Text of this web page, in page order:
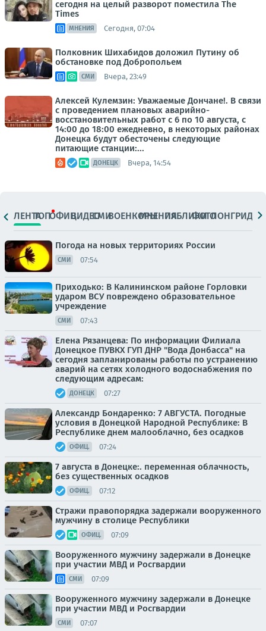
сегодня на целый разворот поместила The
Times
МНЕНИЯ Сегодня, 07:04
Полковник Шихабидов доложил Путину об
обстановке под Добропольем
СМИ Вчера, 23:49
Алексей Кулемзин: Уважаемые Дончане!. В связи
с проведением плановых аварийно-
восстановительных работ с 6 по 10 августа, с
14:00 до 18:00 ежедневно, в некоторых районах
Донецка будут обесточены следующие
питающие станции:...
ДОНЕЦК Вчера, 14:54
ЛЕНТАТОПОФИЦ.ВИДЕОСМИВОЕНКОРЫМНЕНИЯПАБЛИКИ
ФОТОЛОНГРИДЫ
Погода на новых территориях России
СМИ 07:54
Приходько: В Калининском районе Горловки
ударом ВСУ повреждено образовательное
учреждение
СМИ 07:43
Елена Рязанцева: По информации Филиала
Донецкое ПУВКХ ГУП ДНР "Вода Донбасса" на
сегодня запланированы работы по устранению
аварий на сетях холодного водоснабжения по
следующим адресам:
ДОНЕЦК 07:27
Александр Бондаренко: 7 АВГУСТА. Погодные
условия в Донецкой Народной Республике: В
Республике днем малооблачно, без осадков
ОФИЦ. 07:24
7 августа в Донецке:. переменная облачность,
без существенных осадков
ОФИЦ. 07:12
Стражи правопорядка задержали вооруженного
мужчину в столице Республики
ОФИЦ. 07:09
Вооруженного мужчину задержали в Донецке
при участии МВД и Росгвардии
СМИ 07:09
Вооруженного мужчину задержали в Донецке
при участии МВД и Росгвардии
СМИ 07:07